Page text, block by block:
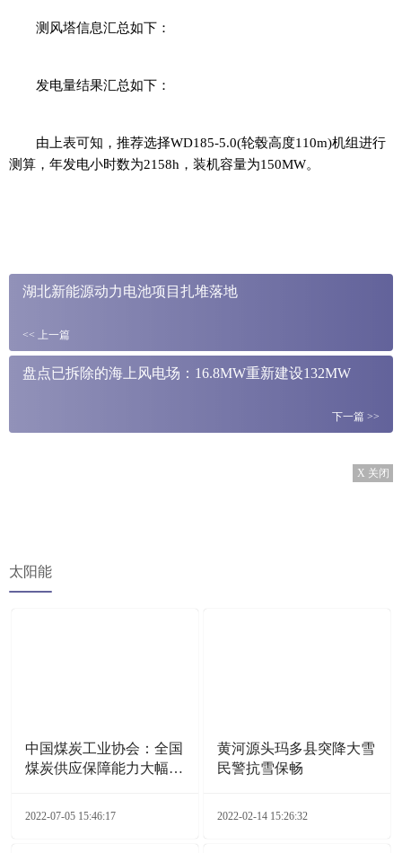
测风塔信息汇总如下：
发电量结果汇总如下：
由上表可知，推荐选择WD185-5.0(轮毂高度110m)机组进行
测算，年发电小时数为2158h，装机容量为150MW。
湖北新能源动力电池项目扎堆落地
<< 上一篇
盘点已拆除的海上风电场：16.8MW重新建设132MW
下一篇 >>
X 关闭
太阳能
中国煤炭工业协会：全国
煤炭供应保障能力大幅增
2022-07-05 15:46:17
黄河源头玛多县突降大雪
民警抗雪保畅
2022-02-14 15:26:32